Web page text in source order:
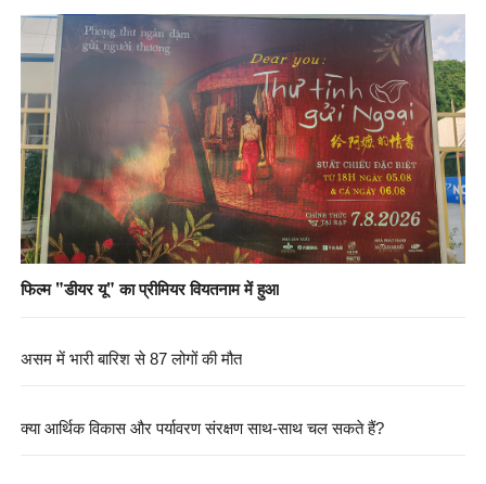
फिल्म "डीयर यू" का प्रीमियर वियतनाम में हुआ
असम में भारी बारिश से 87 लोगों की मौत
क्या आर्थिक विकास और पर्यावरण संरक्षण साथ-साथ चल सकते हैं?